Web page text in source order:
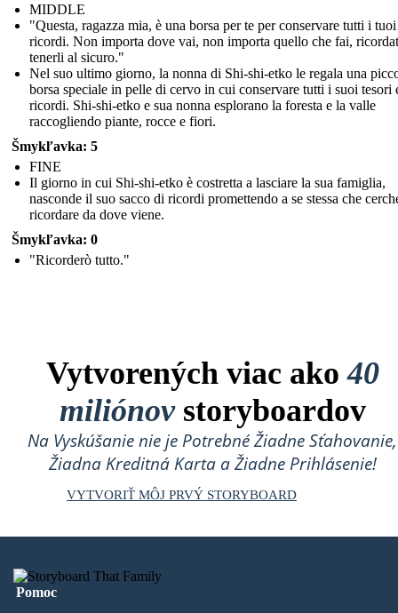
MIDDLE
"Questa, ragazza mia, è una borsa per te per conservare tutti i tuoi
ricordi. Non importa dove vai, non importa quello che fai,
tenerli al sicuro."
Nel suo ultimo giorno, la nonna di Shi-shi-etko le regala una
borsa speciale in pelle di cervo in cui conservare tutti i suoi tesori
ricordi. Shi-shi-etko e sua nonna esplorano la foresta e la valle
raccogliendo piante, rocce e fiori.
Šmykľavka: 5
FINE
Il giorno in cui Shi-shi-etko è costretta a lasciare la sua famiglia,
nasconde il suo sacco di ricordi promettendo a se stessa che
ricordare da dove viene.
Šmykľavka: 0
"Ricorderò tutto."
Vytvorených viac ako40
miliónovstoryboardov
Na Vyskúšanie nie je Potrebné Žiadne Sťahovanie,
Žiadna Kreditná Karta a Žiadne Prihlásenie!
VYTVORIŤ MÔJ PRVÝ STORYBOARD
Pomoc